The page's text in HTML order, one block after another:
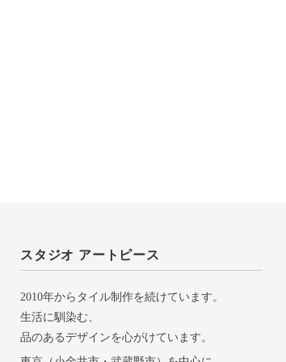
スタジオ アートピース
2010年からタイル制作を続けています。
生活に馴染む、
品のあるデザインを心がけています。